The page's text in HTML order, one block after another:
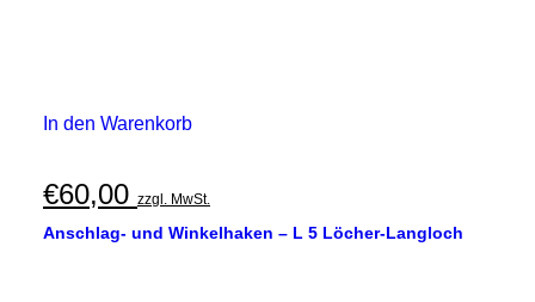
In den Warenkorb
€60,00 zzgl. MwSt.
Anschlag- und Winkelhaken – L 5 Löcher-Langloch